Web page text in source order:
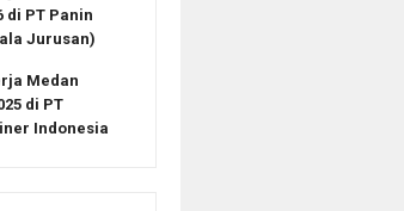
di PT Panin
Jurusan)
Medan
di PT
Indonesia